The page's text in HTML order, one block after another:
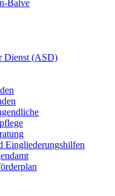
Balve
Dienst (ASD)
Eingliederungshilfen